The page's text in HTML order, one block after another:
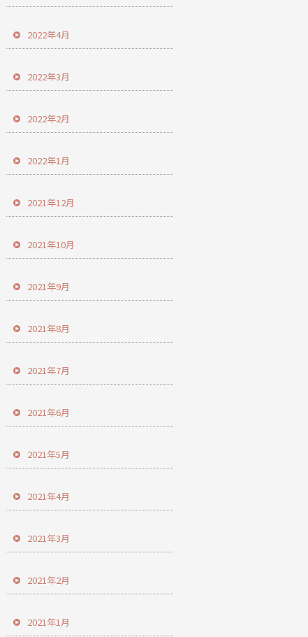
2022年4月
2022年3月
2022年2月
2022年1月
2021年12月
2021年10月
2021年9月
2021年8月
2021年7月
2021年6月
2021年5月
2021年4月
2021年3月
2021年2月
2021年1月